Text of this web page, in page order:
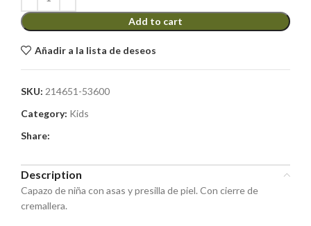
Add to cart
Añadir a la lista de deseos
SKU: 214651-53600
Category: Kids
Share:
Description
Capazo de niña con asas y presilla de piel. Con cierre de
cremallera.